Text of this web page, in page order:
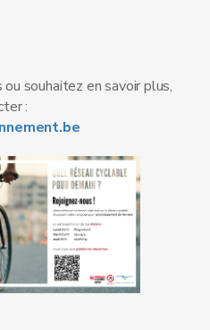
souhaitez en savoir plus,
: